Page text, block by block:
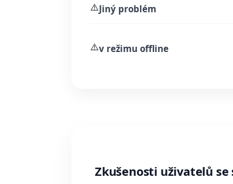
⚠️Jiný problém
⚠️v režimu offline
Zkušenosti uživatelů se